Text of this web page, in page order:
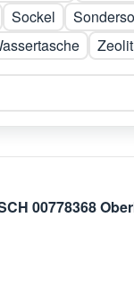
Sockel
00778368